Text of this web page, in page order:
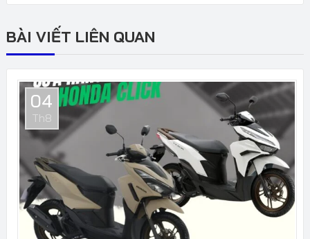
BÀI VIẾT LIÊN QUAN
04
Th8